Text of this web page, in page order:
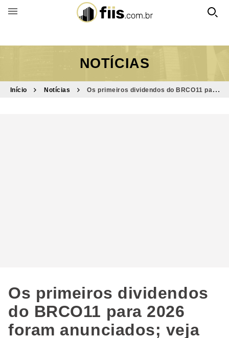
BUSCAR POR FUNDO
NOTÍCIAS
Início Notícias
Os primeiros dividendos do BRCO11 para
Os primeiros dividendos
do BRCO11 para 2026
foram anunciados; veja